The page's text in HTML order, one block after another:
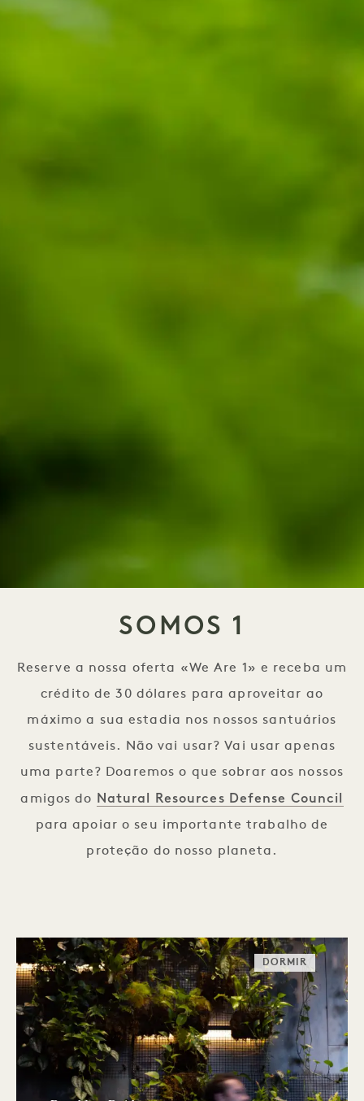
SOMOS 1
Reserve a nossa oferta «We Are 1» e receba um
crédito de 30 dólares para aproveitar ao
máximo a sua estadia nos nossos santuários
sustentáveis. Não vai usar? Vai usar apenas
uma parte? Doaremos o que sobrar aos nossos
amigos do Natural Resources Defense Council
para apoiar o seu importante trabalho de
proteção do nosso planeta.
DORMIR